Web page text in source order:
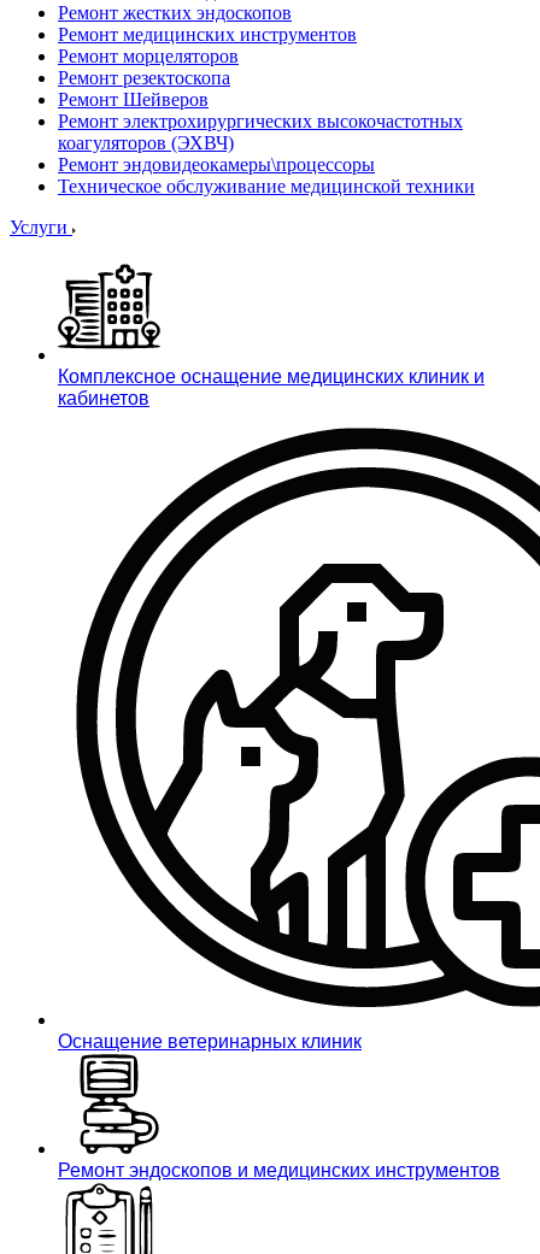
Ремонт жестких эндоскопов
Ремонт медицинских инструментов
Ремонт морцеляторов
Ремонт резектоскопа
Ремонт Шейверов
Ремонт электрохирургических высокочастотных
коагуляторов (ЭХВЧ)
Ремонт эндовидеокамеры\процессоры
Техническое обслуживание медицинской техники
Услуги
Комплексное оснащение медицинских клиник и
кабинетов
Оснащение ветеринарных клиник
Ремонт эндоскопов и медицинских инструментов